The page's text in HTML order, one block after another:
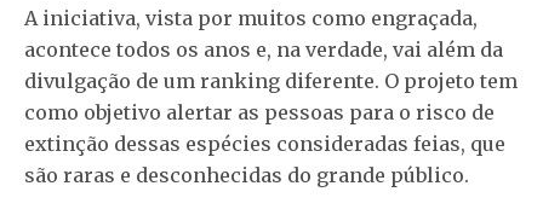
A iniciativa, vista por muitos como engraçada,
acontece todos os anos e, na verdade, vai além da
divulgação de um ranking diferente. O projeto tem
como objetivo alertar as pessoas para o risco de
extinção dessas espécies consideradas feias, que
são raras e desconhecidas do grande público.